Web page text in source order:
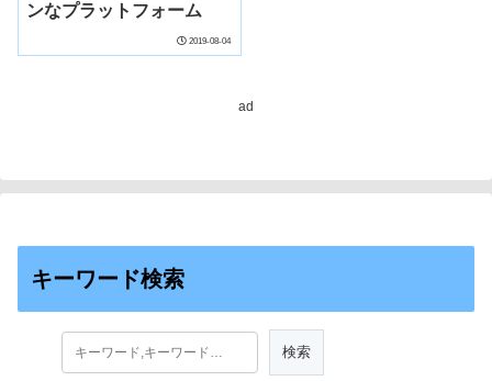
ンなプラットフォーム
2019-08-04
ad
キーワード検索